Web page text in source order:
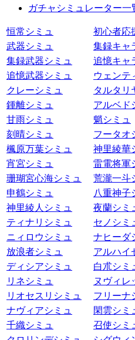
ガチャシミュレーター一
恒常シミュ
初心者応
武器シミュ
集録キャ
集録武器シミュ
追憶キャ
追憶武器シミュ
ウェンテ
クレーシミュ
タルタリ
鍾離シミュ
アルベド
甘雨シミュ
魈シミュ
刻晴シミュ
フータオ
楓原万葉シミュ
神里綾華
宵宮シミュ
雷電将軍
珊瑚宮心海シミュ
荒瀧一斗
申鶴シミュ
八重神子
神里綾人シミュ
夜蘭シミ
ティナリシミュ
セノシミ
ニィロウシミュ
ナヒーダ
放浪者シミュ
アルハイ
ディシアシミュ
白朮シミ
リネシミュ
ヌヴィレ
リオセスリシミュ
フリーナ
ナヴィアシミュ
閑雲シミ
千織シミュ
召使シミ